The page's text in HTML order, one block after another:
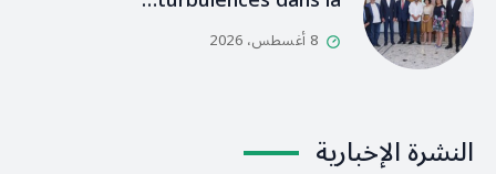
8 أغسطس، 2026
النشرة الإخبارية